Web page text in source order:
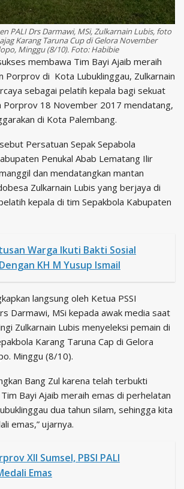
PALI Drs Darmawi, MSi, Zulkarnain Lubis, foto
Karang Taruna Cup di Gelora November
Minggu (8/10). Foto: Habibie
membawa Tim Bayi Ajaib meraih
Porprov di Kota Lubuklinggau, Zulkarnain
sebagai pelatih kepala bagi sekuat
Porprov 18 November 2017 mendatang,
di Kota Palembang.
Persatuan Sepak Sepabola
Penukal Abab Lematang Ilir
dan mendatangkan mantan
Zulkarnain Lubis yang berjaya di
kepala di tim Sepakbola Kabupaten
Warga Ikuti Bakti Sosial
KH M Yusup Ismail
langsung oleh Ketua PSSI
Darmawi, MSi kepada awak media saat
Zulkarnain Lubis menyeleksi pemain di
Karang Taruna Cap di Gelora
Minggu (8/10).
Bang Zul karena telah terbukti
Bayi Ajaib meraih emas di perhelatan
dua tahun silam, sehingga kita
emas,” ujarnya.
XII Sumsel, PBSI PALI
Emas